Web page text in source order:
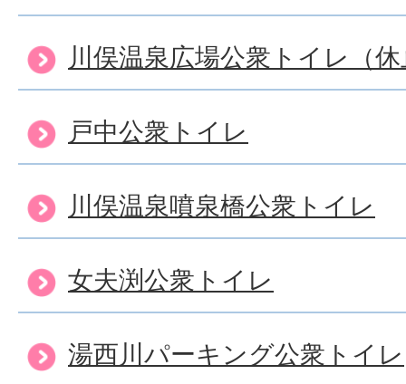
川俣温泉広場公衆トイレ（
戸中公衆トイレ
川俣温泉噴泉橋公衆トイレ
女夫渕公衆トイレ
湯西川パーキング公衆トイレ